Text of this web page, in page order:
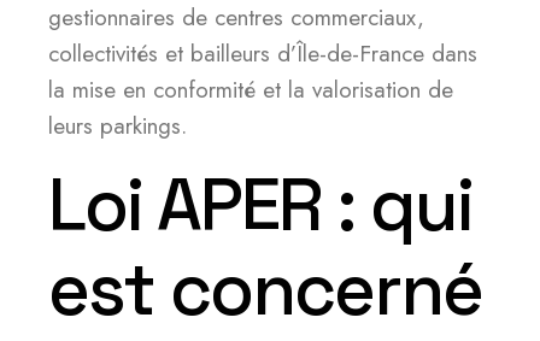
gestionnaires de centres commerciaux,
collectivités et bailleurs d’Île-de-France dans
la mise en conformité et la valorisation de
leurs parkings.
Loi APER : qui
est concerné